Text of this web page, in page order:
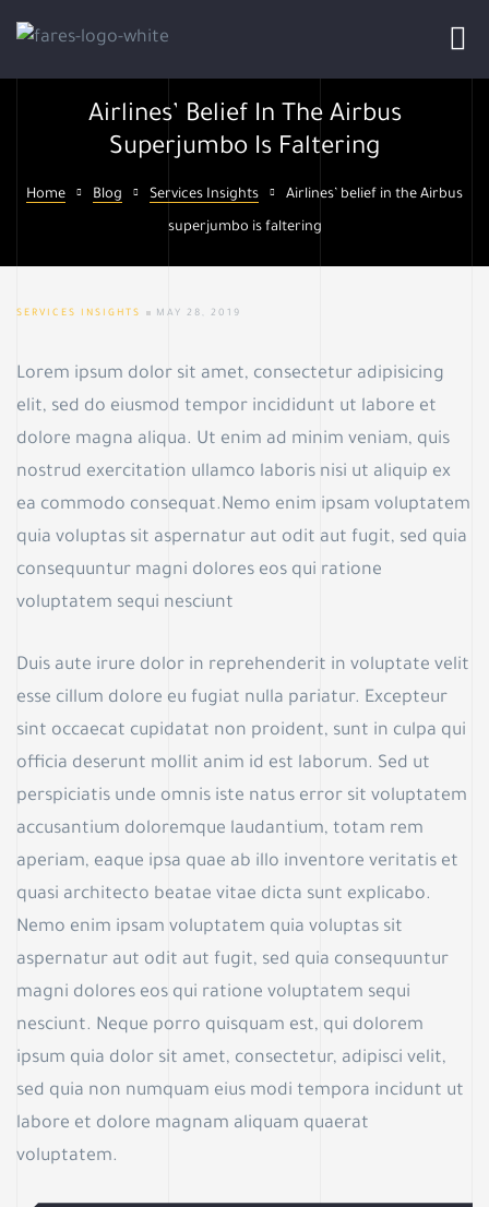
Airlines’ Belief In The Airbus
Superjumbo Is Faltering
Home Blog Services Insights Airlines’ belief in the Airbus
superjumbo is faltering
SERVICES INSIGHTS MAY 28, 2019
Lorem ipsum dolor sit amet, consectetur adipisicing
elit, sed do eiusmod tempor incididunt ut labore et
dolore magna aliqua. Ut enim ad minim veniam, quis
nostrud exercitation ullamco laboris nisi ut aliquip ex
ea commodo consequat.Nemo enim ipsam voluptatem
quia voluptas sit aspernatur aut odit aut fugit, sed quia
consequuntur magni dolores eos qui ratione
voluptatem sequi nesciunt
Duis aute irure dolor in reprehenderit in voluptate velit
esse cillum dolore eu fugiat nulla pariatur. Excepteur
sint occaecat cupidatat non proident, sunt in culpa qui
officia deserunt mollit anim id est laborum. Sed ut
perspiciatis unde omnis iste natus error sit voluptatem
accusantium doloremque laudantium, totam rem
aperiam, eaque ipsa quae ab illo inventore veritatis et
quasi architecto beatae vitae dicta sunt explicabo.
Nemo enim ipsam voluptatem quia voluptas sit
aspernatur aut odit aut fugit, sed quia consequuntur
magni dolores eos qui ratione voluptatem sequi
nesciunt. Neque porro quisquam est, qui dolorem
ipsum quia dolor sit amet, consectetur, adipisci velit,
sed quia non numquam eius modi tempora incidunt ut
labore et dolore magnam aliquam quaerat
voluptatem.
their